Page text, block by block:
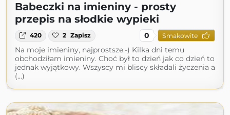
Babeczki na imieniny - prosty
przepis na słodkie wypieki
420 2 Zapisz 0 Smakowite
Na moje imieniny, najprostsze:-) Kilka dni temu
obchodziłam imieniny. Choć był to dzień jak co dzień to
jednak wyjątkowy. Wszyscy mi bliscy składali życzenia a
(...)